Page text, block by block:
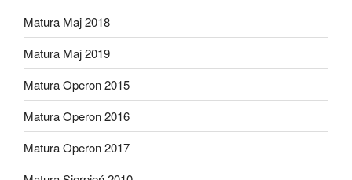
Matura Maj 2018
Matura Maj 2019
Matura Operon 2015
Matura Operon 2016
Matura Operon 2017